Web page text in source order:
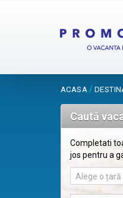
ACASA /
Caută
Completati
jos pentru a
Alege o țară